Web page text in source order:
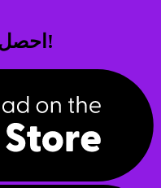
احصل على التطبيق اليوم مجاناً!